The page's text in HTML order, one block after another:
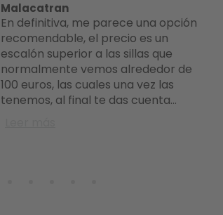
Malacatran
En definitiva, me parece una opción
recomendable, el precio es un
escalón superior a las sillas que
normalmente vemos alrededor de
100 euros, las cuales una vez las
tenemos, al final te das cuenta...